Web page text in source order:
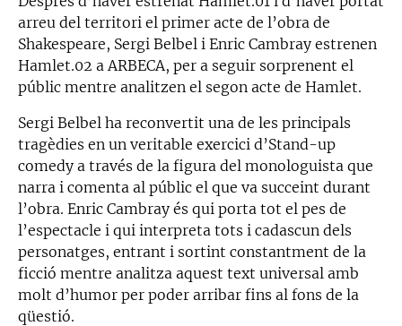
arreu del territori el primer acte de l’obra de
Shakespeare, Sergi Belbel i Enric Cambray estrenen
Hamlet.02 a ARBECA, per a seguir sorprenent el
públic mentre analitzen el segon acte de Hamlet.
Sergi Belbel ha reconvertit una de les principals
tragèdies en un veritable exercici d’Stand-up
comedy a través de la figura del monologuista que
narra i comenta al públic el que va succeint durant
l’obra. Enric Cambray és qui porta tot el pes de
l’espectacle i qui interpreta tots i cadascun dels
personatges, entrant i sortint constantment de la
ficció mentre analitza aquest text universal amb
molt d’humor per poder arribar fins al fons de la
qüestió.